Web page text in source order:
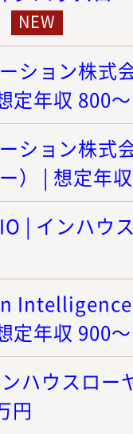
ション株式
定年収 800
ション株式
） | 想定年
| インハウ
定年収 900
ハウスロー
円